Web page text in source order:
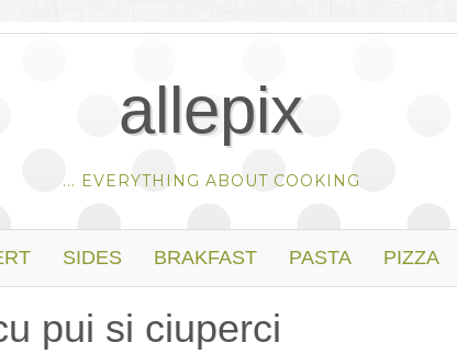
allepix
... EVERYTHING ABOUT COOKING
SIDES BRAKFAST PASTA PIZZA
pui si ciuperci